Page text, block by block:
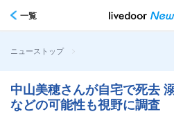
一覧
ニューストップ >
中山美穂さんが自宅で死去
などの可能性も視野に調査